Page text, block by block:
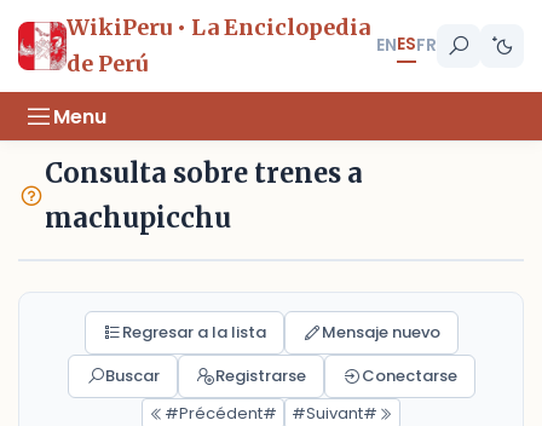
WikiPeru • La Enciclopedia
de Perú
ENESFR
Menu
Consulta sobre trenes a
machupicchu
Regresar a la lista
Mensaje nuevo
Buscar
Registrarse
Conectarse
#Précédent#
#Suivant#